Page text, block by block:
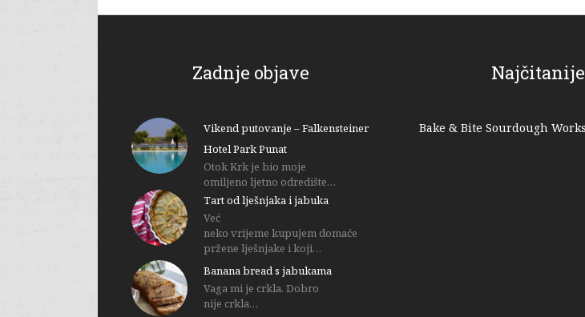
Zadnje objave
Vikend putovanje – Falkensteiner
Hotel Park Punat
Otok Krk je bio moje
omiljeno ljetno odredište…
Tart od lješnjaka i jabuka
Već
neko vrijeme kupujem domaće
pržene lješnjake i koji…
Banana bread s jabukama
Vaga mi je crkla. Dobro
nije crkla…
Najčitanije
Bake & Bite Sourdough